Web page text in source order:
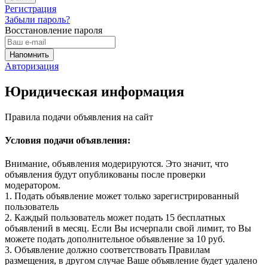
Регистрация
Забыли пароль?
Восстановление пароля
Авторизация
Юридическая информация
Правила подачи объявления на сайт
Условия подачи объявления:
Внимание, объявления модерируются. Это значит, что
объявления будут опубликованы после проверки
модератором.
1. Подать объявление может только зарегистрированный
пользователь
2. Каждый пользователь может подать 15 бесплатных
объявлений в месяц. Если Вы исчерпали свой лимит, то Вы
можете подать дополнительное объявление за 10 руб.
3. Объявление должно соответствовать Правилам
размещения, в другом случае Ваше объявление будет удалено